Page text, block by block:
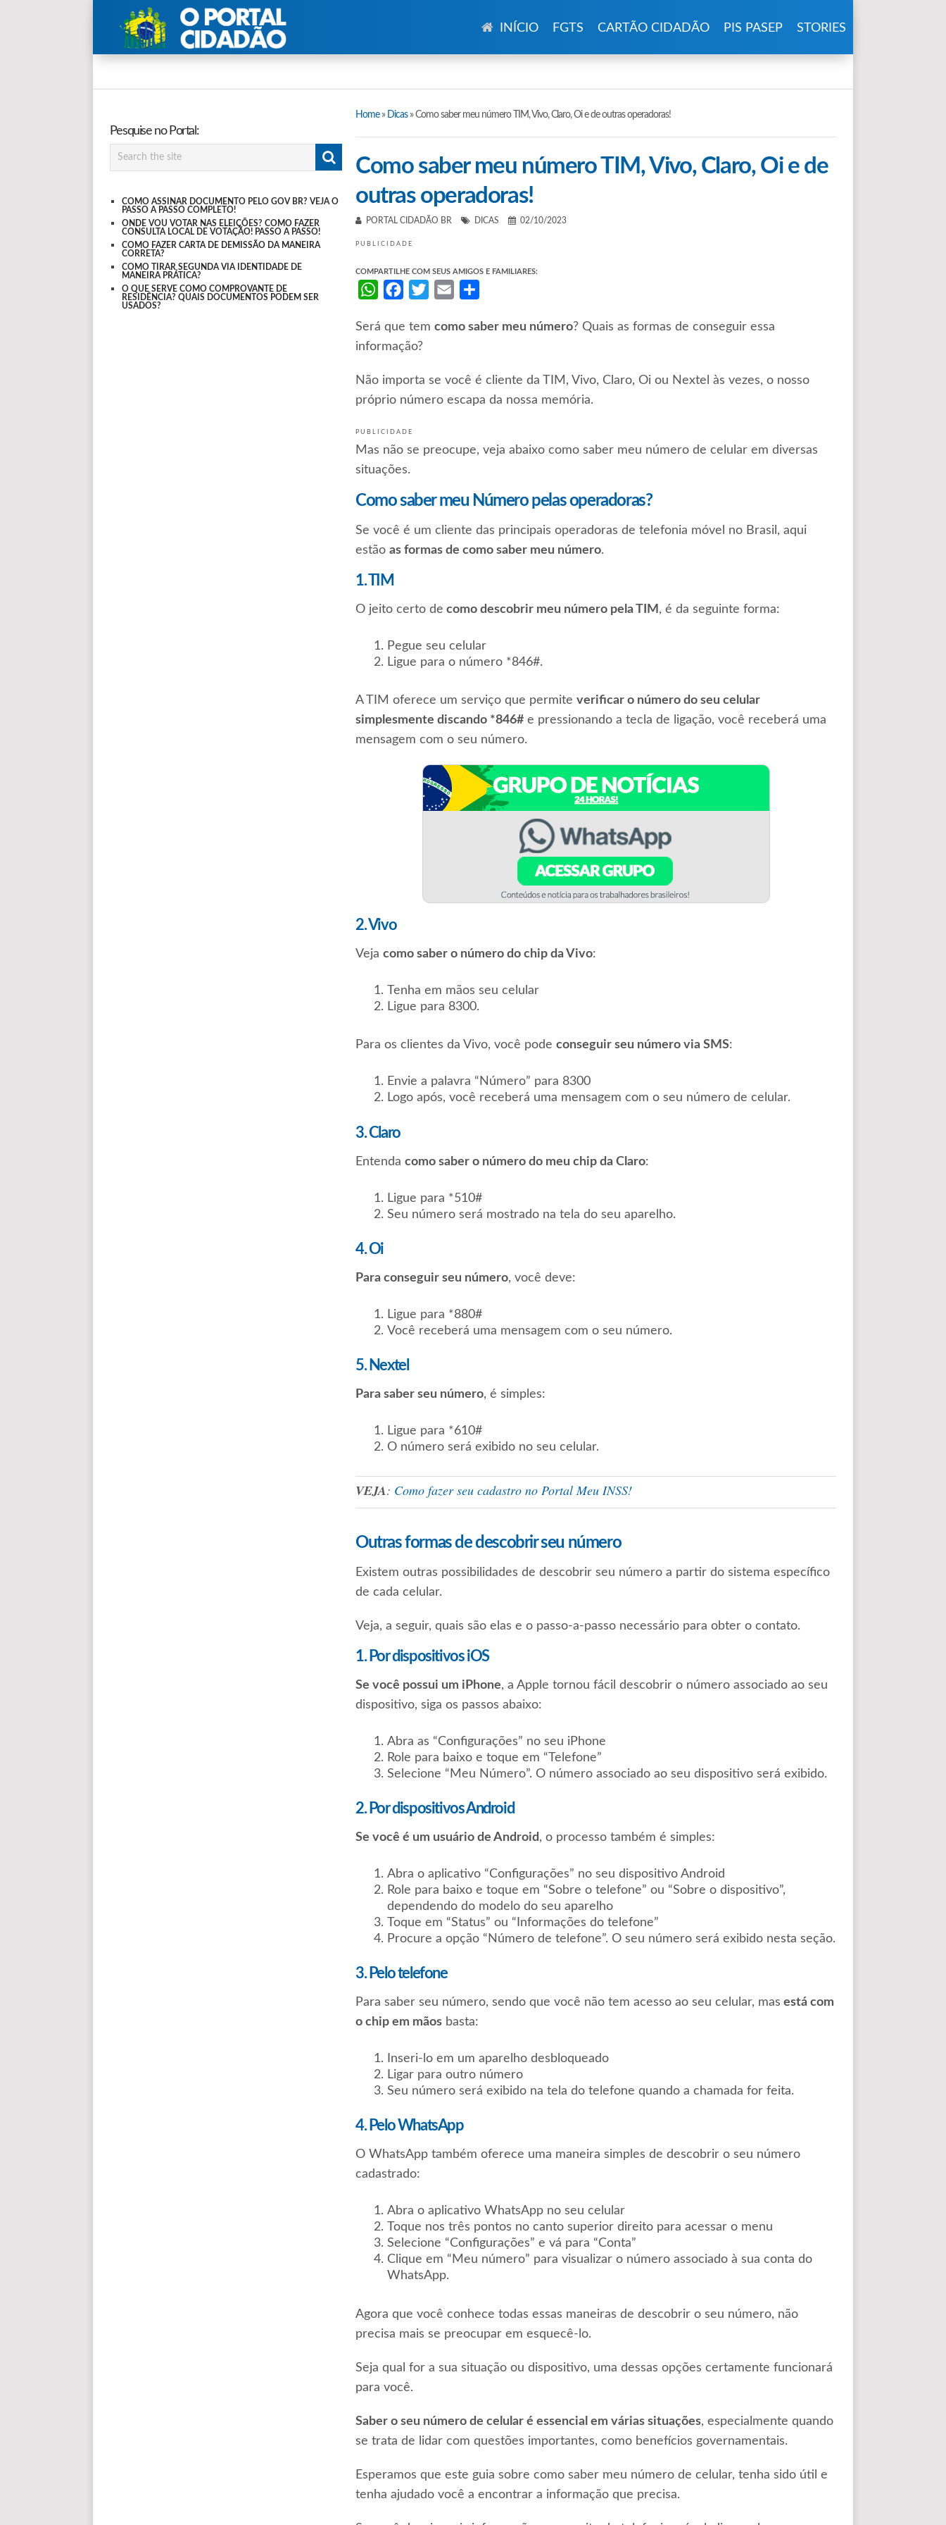
INÍCIO FGTS CARTÃO CIDADÃO PIS PASEP STORIES
Pesquise no Portal:
COMO ASSINAR DOCUMENTO PELO GOV BR? VEJA O
PASSO A PASSO COMPLETO!
ONDE VOU VOTAR NAS ELEIÇÕES? COMO FAZER
CONSULTA LOCAL DE VOTAÇÃO! PASSO A PASSO!
COMO FAZER CARTA DE DEMISSÃO DA MANEIRA
CORRETA?
COMO TIRAR SEGUNDA VIA IDENTIDADE DE
MANEIRA PRÁTICA?
O QUE SERVE COMO COMPROVANTE DE
RESIDÊNCIA? QUAIS DOCUMENTOS PODEM SER
USADOS?
Home» Dicas»Como saber meu número TIM, Vivo, Claro, Oi e de outras operadoras!
Como saber meu número TIM, Vivo, Claro, Oi e de
outras operadoras!
PORTAL CIDADÃO BR DICAS 02/10/2023
PUBLICIDADE
COMPARTILHE COM SEUS AMIGOS E FAMILIARES:
WhatsAppFacebook
TwitterEmail
Será que tem como saber meu número? Quais as formas de conseguir essa
informação?
Não importa se você é cliente da TIM, Vivo, Claro, Oi ou Nextel às vezes, o nosso
próprio número escapa da nossa memória.
PUBLICIDADE
Mas não se preocupe, veja abaixo como saber meu número de celular em diversas
situações.
Como saber meu Número pelas operadoras?
Se você é um cliente das principais operadoras de telefonia móvel no Brasil, aqui
estão as formas de como saber meu número.
1. TIM
O jeito certo de como descobrir meu número pela TIM , é da seguinte forma:
Pegue seu celular
Ligue para o número *846#.
A TIM oferece um serviço que permite verificar o número do seu celular
simplesmente discando *846#e pressionando a tecla de ligação, você receberá uma
mensagem com o seu número.
2. Vivo
Veja como saber o número do chip da Vivo:
Tenha em mãos seu celular
Ligue para 8300.
Para os clientes da Vivo, você pode conseguir seu número via SMS:
Envie a palavra “Número” para 8300
Logo após, você receberá uma mensagem com o seu número de celular.
3. Claro
Entenda como saber o número do meu chip da Claro:
Ligue para *510#
Seu número será mostrado na tela do seu aparelho.
4. Oi
Para conseguir seu número, você deve:
Ligue para *880#
Você receberá uma mensagem com o seu número.
5. Nextel
Para saber seu número, é simples:
Ligue para *610#
O número será exibido no seu celular.
VEJA: Como fazer seu cadastro no Portal Meu INSS!
Outras formas de descobrir seu número
Existem outras possibilidades de descobrir seu número a partir do sistema específico
de cada celular.
Veja, a seguir, quais são elas e o passo-a-passo necessário para obter o contato.
1. Por dispositivos iOS
Se você possui um iPhone, a Apple tornou fácil descobrir o número associado ao seu
dispositivo, siga os passos abaixo:
Abra as “Configurações” no seu iPhone
Role para baixo e toque em “Telefone”
Selecione “Meu Número”. O número associado ao seu dispositivo será exibido.
2. Por dispositivos Android
Se você é um usuário de Android, o processo também é simples:
Abra o aplicativo “Configurações” no seu dispositivo Android
Role para baixo e toque em “Sobre o telefone” ou “Sobre o dispositivo”,
dependendo do modelo do seu aparelho
Toque em “Status” ou “Informações do telefone”
Procure a opção “Número de telefone”. O seu número será exibido nesta seção.
3. Pelo telefone
Para saber seu número, sendo que você não tem acesso ao seu celular, mas está com
o chip em mãosbasta:
Inseri-lo em um aparelho desbloqueado
Ligar para outro número
Seu número será exibido na tela do telefone quando a chamada for feita.
4. Pelo WhatsApp
O WhatsApp também oferece uma maneira simples de descobrir o seu número
cadastrado:
Abra o aplicativo WhatsApp no seu celular
Toque nos três pontos no canto superior direito para acessar o menu
Selecione “Configurações” e vá para “Conta”
Clique em “Meu número” para visualizar o número associado à sua conta do
WhatsApp.
Agora que você conhece todas essas maneiras de descobrir o seu número, não
precisa mais se preocupar em esquecê-lo.
Seja qual for a sua situação ou dispositivo, uma dessas opções certamente funcionará
para você.
Saber o seu número de celular é essencial em várias situações, especialmente quando
se trata de lidar com questões importantes, como benefícios governamentais.
Esperamos que este guia sobre como saber meu número de celular, tenha sido útil e
tenha ajudado você a encontrar a informação que precisa.